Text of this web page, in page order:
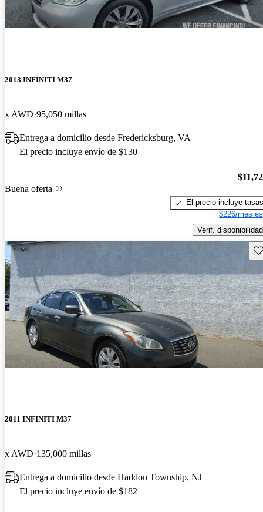
2013 INFINITI M37
x AWD 95,050 millas
Entrega a domicilio desde Fredericksburg, VA
El precio incluye envío de $130
Buena oferta
El precio incluye tasas
$226/mes
Verif. disponibilidad
2011 INFINITI M37
x AWD 135,000 millas
Entrega a domicilio desde Haddon Township, NJ
El precio incluye envío de $182